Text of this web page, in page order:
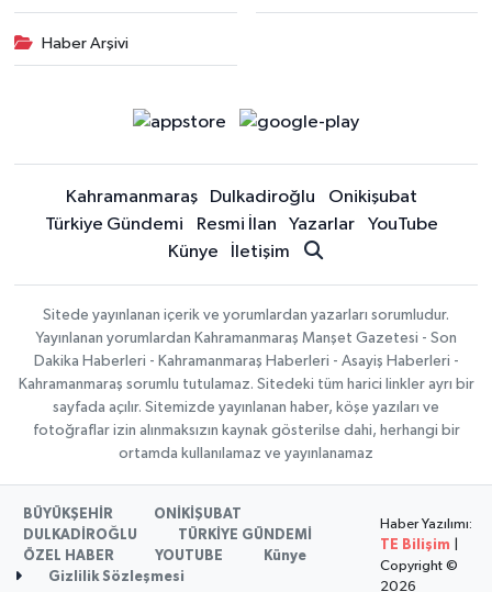
Haber Arşivi
Kahramanmaraş Dulkadiroğlu
Onikişubat
Türkiye Gündemi
Resmi İlan Yazarlar
YouTube
Künye
İletişim
Sitede yayınlanan içerik ve yorumlardan yazarları sorumludur.
Yayınlanan yorumlardan Kahramanmaraş Manşet Gazetesi - Son
Dakika Haberleri - Kahramanmaraş Haberleri - Asayiş Haberleri -
Kahramanmaraş sorumlu tutulamaz. Sitedeki tüm harici linkler ayrı bir
sayfada açılır. Sitemizde yayınlanan haber, köşe yazıları ve
fotoğraflar izin alınmaksızın kaynak gösterilse dahi, herhangi bir
ortamda kullanılamaz ve yayınlanamaz
BÜYÜKŞEHİR
ONİKİŞUBAT
DULKADİROĞLU
TÜRKİYE GÜNDEMİ
ÖZEL HABER
YOUTUBE
Künye
Gizlilik Sözleşmesi
Haber Yazılımı:
TE Bilişim
Copyright ©
2026